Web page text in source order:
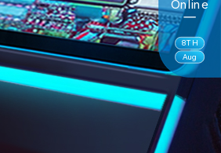
Online
8TH
Aug